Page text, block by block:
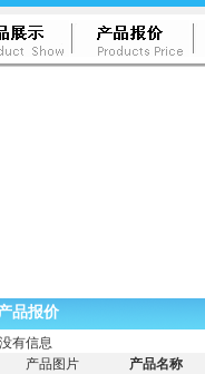
品报价
有信息
产品图片
产品名称